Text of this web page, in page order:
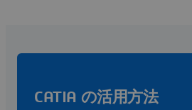
CATIA の活用方法